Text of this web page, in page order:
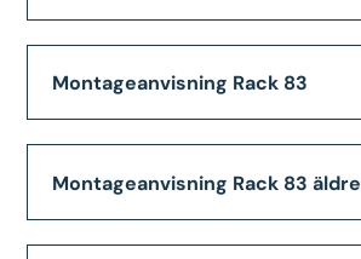
Montageanvisning Rack 83
Montageanvisning Rack 83 äldre